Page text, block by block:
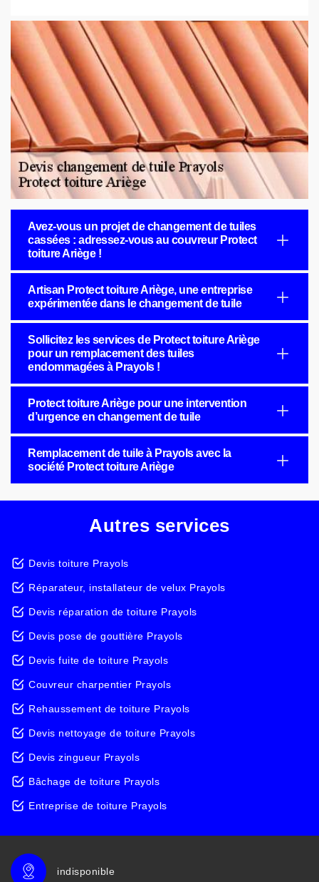
Avez-vous un projet de changement de tuiles
cassées : adressez-vous au couvreur Protect
toiture Ariège !
Artisan Protect toiture Ariège, une entreprise
expérimentée dans le changement de tuile
Sollicitez les services de Protect toiture Ariège
pour un remplacement des tuiles
endommagées à Prayols !
Protect toiture Ariège pour une intervention
d’urgence en changement de tuile
Remplacement de tuile à Prayols avec la
société Protect toiture Ariège
Autres services
Devis toiture Prayols
Réparateur, installateur de velux Prayols
Devis réparation de toiture Prayols
Devis pose de gouttière Prayols
Devis fuite de toiture Prayols
Couvreur charpentier Prayols
Rehaussement de toiture Prayols
Devis nettoyage de toiture Prayols
Devis zingueur Prayols
Bâchage de toiture Prayols
Entreprise de toiture Prayols
indisponible